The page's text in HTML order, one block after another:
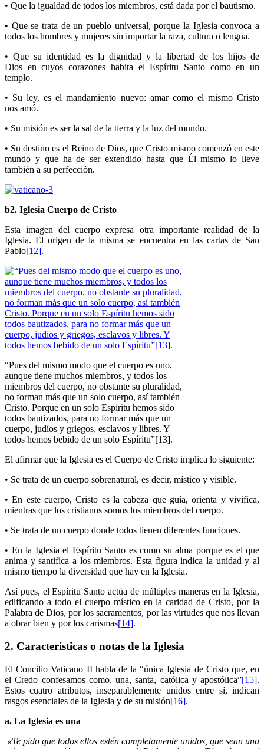
• Que la igualdad de todos los miembros, está dada por el bautismo.
• Que se trata de un pueblo universal, porque la Iglesia convoca a
todos los hombres y mujeres sin importar la raza, cultura o lengua.
• Que su identidad es la dignidad y la libertad de los hijos de
Dios en cuyos corazones habita el Espíritu Santo como en un
templo.
• Su ley, es el mandamiento nuevo: amar como el mismo Cristo
nos amó.
• Su misión es ser la sal de la tierra y la luz del mundo.
• Su destino es el Reino de Dios, que Cristo mismo comenzó en este
mundo y que ha de ser extendido hasta que Él mismo lo lleve
también a su perfección.
b2. Iglesia Cuerpo de Cristo
Esta imagen del cuerpo expresa otra importante realidad de la
Iglesia. El origen de la misma se encuentra en las cartas de San
Pablo[12].
“Pues del mismo modo que el cuerpo es uno,
aunque tiene muchos miembros, y todos los
miembros del cuerpo, no obstante su pluralidad,
no forman más que un solo cuerpo, así también
Cristo. Porque en un solo Espíritu hemos sido
todos bautizados, para no formar más que un
cuerpo, judíos y griegos, esclavos y libres. Y
todos hemos bebido de un solo Espíritu”[13].
El afirmar que la Iglesia es el Cuerpo de Cristo implica lo siguiente:
• Se trata de un cuerpo sobrenatural, es decir, místico y visible.
• En este cuerpo, Cristo es la cabeza que guía, orienta y vivifica,
mientras que los cristianos somos los miembros del cuerpo.
• Se trata de un cuerpo donde todos tienen diferentes funciones.
• En la Iglesia el Espíritu Santo es como su alma porque es el que
anima y santifica a los miembros. Esta figura indica la unidad y al
mismo tiempo la diversidad que hay en la Iglesia.
Así pues, el Espíritu Santo actúa de múltiples maneras en la Iglesia,
edificando a todo el cuerpo místico en la caridad de Cristo, por la
Palabra de Dios, por los sacramentos, por las virtudes que nos llevan
a obrar bien y por los carismas[14].
2. Características o notas de la Iglesia
El Concilio Vaticano II habla de la “única Iglesia de Cristo que, en
el Credo confesamos como, una, santa, católica y apostólica”[15].
Estos cuatro atributos, inseparablemente unidos entre sí, indican
rasgos esenciales de la Iglesia y de su misión[16].
a. La Iglesia es una
«Te pido que todos ellos estén completamente unidos, que sean una